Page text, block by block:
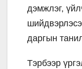
дэмжлэг,
даргын
Тэрбээр